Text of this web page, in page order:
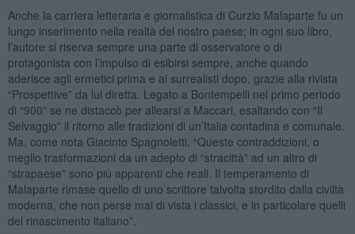
Anche la carriera letteraria e giornalistica di Curzio Malaparte fu un
lungo inserimento nella realtà del nostro paese; in ogni suo libro,
l’autore si riserva sempre una parte di osservatore o di
protagonista con l’impulso di esibirsi sempre, anche quando
aderisce agli ermetici prima e ai surrealisti dopo, grazie alla rivista
“Prospettive” da lui diretta. Legato a Bontempelli nel primo periodo
di “900” se ne distaccò per allearsi a Maccari, esaltando con “Il
Selvaggio” il ritorno alle tradizioni di un’Italia contadina e comunale.
Ma, come nota Giacinto Spagnoletti, “Queste contraddizioni, o
meglio trasformazioni da un adepto di “stracittà” ad un altro di
“strapaese” sono più apparenti che reali. Il temperamento di
Malaparte rimase quello di uno scrittore talvolta stordito dalla civiltà
moderna, che non perse mai di vista i classici, e in particolare quelli
del rinascimento italiano”.